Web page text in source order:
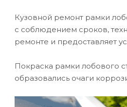
Кузовной ремонт рамки
с соблюдением сроков,
ремонте и предоставляет
Покраска рамки лобового
образовались очаги